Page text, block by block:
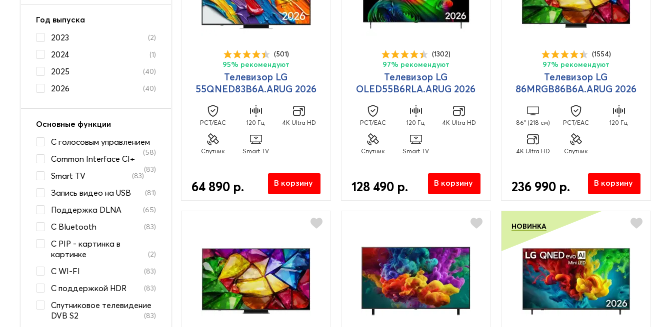
Год выпуска
2023
(2)
2024 (1)
2025 (40)
2026 (40)
Основные функции
C голосовым управлением
(58)
Common Interface CI+
(83)
Smart TV (83)
Запись видео на USB (81)
Поддержка DLNA (65)
С Bluetooth (83)
С PIP - картинка в
картинке
(2)
С WI-FI (83)
С поддержкой HDR (83)
Спутниковое телевидение
DVB S2
(83)
(501)
95% рекомендуют
Телевизор LG
55QNED83B6A.ARUG 2026
PCT/EAC 120 Гц 4K Ultra HD
Спутник Smart TV
64 890 р. В корзину
(1302)
97% рекомендуют
Телевизор LG
OLED55B6RLA.ARUG 2026
PCT/EAC 120 Гц 4K Ultra HD
Спутник Smart TV
128 490 р. В корзину
(1554)
97% рекомендуют
Телевизор LG
86MRGB86B6A.ARUG 2026
86" (218 см) PCT/EAC 120 Гц
4K Ultra HD Спутник
236 990 р. В корзину
НОВИНКА